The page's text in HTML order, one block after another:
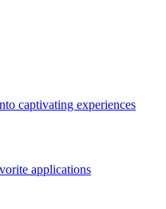
captivating experiences
applications